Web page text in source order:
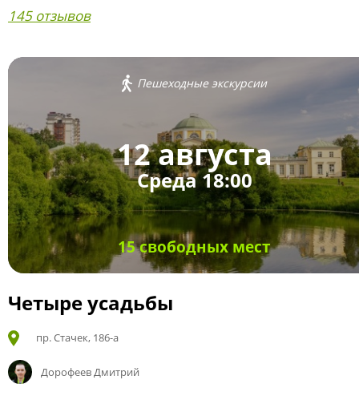
145 отзывов
Пешеходные экскурсии
12 августа
Среда 18:00
15 свободных мест
Четыре усадьбы
пр. Стачек, 186-а
Дорофеев Дмитрий